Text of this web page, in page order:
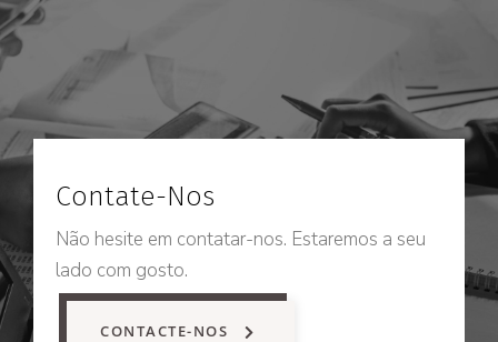
Contate-Nos
Não hesite em contatar-nos. Estaremos a seu
lado com gosto.
CONTACTE-NOS